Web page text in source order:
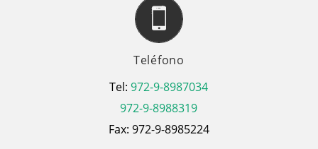
Teléfono
Tel:972-9-8987034
972-9-8988319
Fax: 972-9-8985224